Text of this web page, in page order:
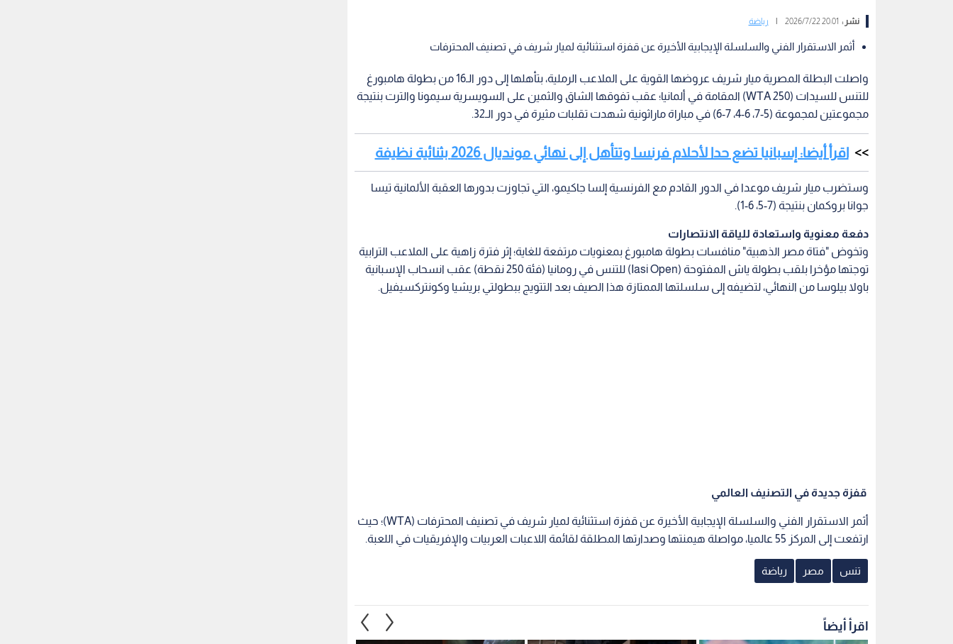
نشر : 20:01 2026/7/22 رياضة
أثمر الاستقرار الفني والسلسلة الإيجابية الأخيرة عن قفزة استثنائية لميار شريف في تصنيف المحترفات
واصلت البطلة المصرية ميار شريف عروضها القوية على الملاعب الرملية، بتأهلها إلى دور الـ16 من بطولة هامبورغ
للتنس للسيدات (WTA 250) المقامة في ألمانيا؛ عقب تفوقها الشاق والثمين على السويسرية سيمونا والترت بنتيجة
مجموعتين لمجموعة (5-7، 6-4، 7-6) في مباراة ماراثونية شهدت تقلبات مثيرة في دور الـ32.
اقرأ أيضا: إسبانيا تضع حدا لأحلام فرنسا وتتأهل إلى نهائي مونديال 2026 بثنائية نظيفة
وستضرب ميار شريف موعدا في الدور القادم مع الفرنسية إلسا جاكيمو، التي تجاوزت بدورها العقبة الألمانية تيسا
جوانا بروكمان بنتيجة (7-5، 6-1).
دفعة معنوية واستعادة للياقة الانتصارات
وتخوض "فتاة مصر الذهبية" منافسات بطولة هامبورغ بمعنويات مرتفعة للغاية؛ إثر فترة زاهية على الملاعب الترابية
توجتها مؤخرا بلقب بطولة ياش المفتوحة (Iasi Open) للتنس في رومانيا (فئة 250 نقطة) عقب انسحاب الإسبانية
باولا بيلوسا من النهائي، لتضيفه إلى سلسلتها الممتازة هذا الصيف بعد التتويج ببطولتي بريشيا وكونتركسيفيل.
قفزة جديدة في التصنيف العالمي
أثمر الاستقرار الفني والسلسلة الإيجابية الأخيرة عن قفزة استثنائية لميار شريف في تصنيف المحترفات (WTA)؛ حيث
ارتفعت إلى المركز 55 عالميا، مواصلة هيمنتها وصدارتها المطلقة لقائمة اللاعبات العربيات والإفريقيات في اللعبة.
تنس مصر رياضة
اقرأ أيضاً